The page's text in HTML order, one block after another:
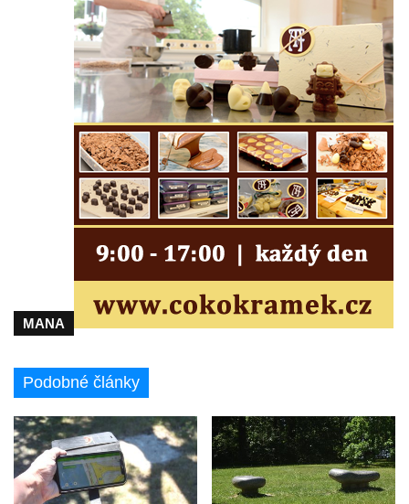
Oparnu
Socha svaté Anny u domu čp. 3 v Oparnu
Lavička Václava Havla v Pardubicích
Lavička Václava Havla v Novém Boru
Lavička Václava Havla v Krásné Lípě
Upoutávka JduHřebenovkou u parkoviště
na Mezní Louce
Kamenný obelisk na vyhlídce u Pravčické
brány
Sousoší svatého Václava, svatého Floriána
a svatého Jana Nepomuckého východně
od Mezné
Socha vodníka na trase naučné stezky v
Podstavec v zámecké zahradě v Duchcově
Sousoší dětí u obecního úřadu v Janově
Socha Andromedé u pavilonu Reinerovy
fresky v Duchcově
Socha Amfitrité u pavilonu Reinerovy fresky
MANA
Podobné články